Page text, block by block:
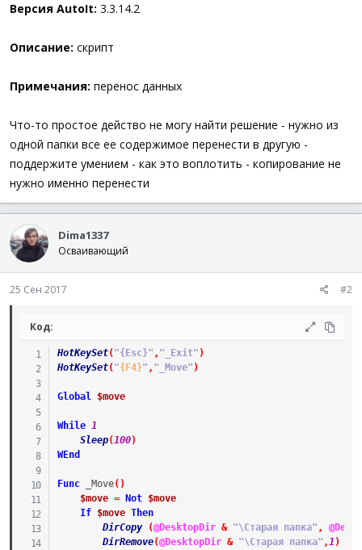
а
Версия AutoIt: 3.3.14.2
Описание: скрипт
Примечания: перенос данных
Что-то простое действо не могу найти решение - нужно из
одной папки все ее содержимое перенести в другую -
поддержите умением - как это воплотить - копирование не
нужно именно перенести
Dima1337
Осваивающий
25 Сен 2017 #2
Код:
HotKeySet( "{Esc}" , "_Exit" )
HotKeySet( "{F4}" , "_Move" )
Global $move
While 1
Sleep(100)
WEnd
Func _Move( )
$move = Not
$move
If
$move Then
DirCopy
(@DesktopDir & "\Старая папка" ,
DirRemove(@DesktopDir & "\Старая папка" ,1 )